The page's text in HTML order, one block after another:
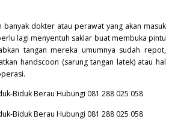
banyak dokter atau perawat yang akan masuk
lagi menyentuh saklar buat membuka pintu
tangan mereka umumnya sudah repot,
handscoon (sarung tangan latek) atau hal